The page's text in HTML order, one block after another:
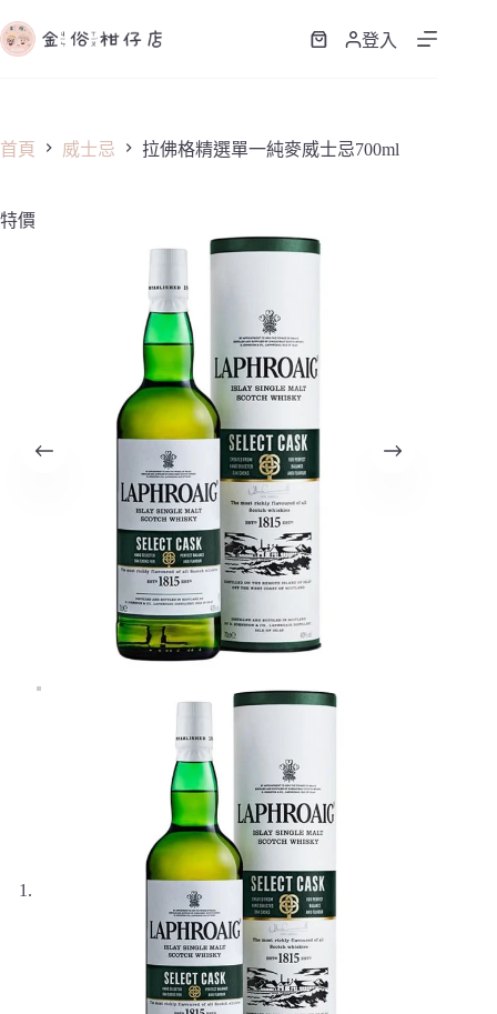
至
容
購
登入
首頁 威士忌 拉佛格精選單一純麥威士忌700ml
特價